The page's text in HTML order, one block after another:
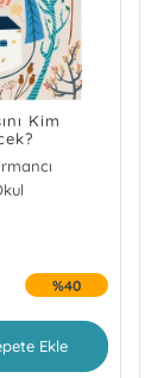
Kim
%40
Ekle